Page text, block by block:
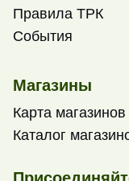
Правила ТРК
События
Магазины
Карта магазинов
Каталог